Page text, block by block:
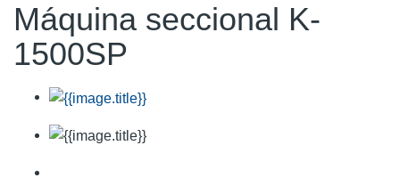
Máquina seccional K-
1500SP